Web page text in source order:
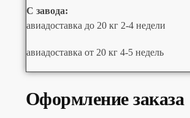
С завода:
авиадоставка до 20 кг 2-4 недели
авиадоставка от 20 кг 4-5 недель
Оформление заказа